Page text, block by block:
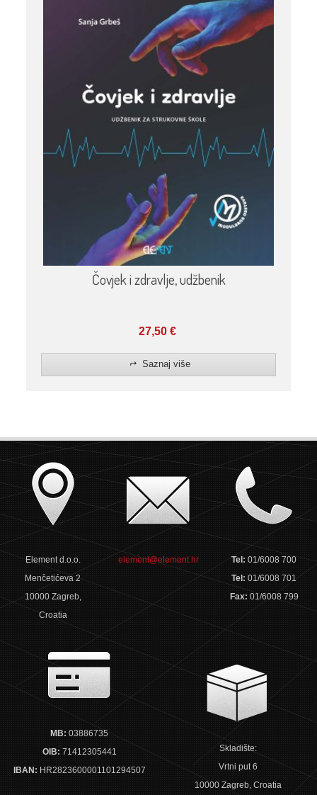
Čovjek i zdravlje, udžbenik
27,50 €
Saznaj više
Element d.o.o.
Menčetićeva 2
10000 Zagreb,
Croatia
element@element.hr Tel:01/6008 700
Tel:01/6008 701
Fax: 01/6008 799
MB: 03886735
OIB: 71412305441
IBAN: HR2823600001101294507
Skladište:
Vrtni put 6
10000 Zagreb, Croatia